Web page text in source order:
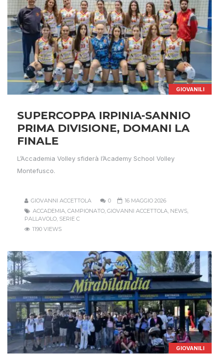
GIOVANILI
SUPERCOPPA IRPINIA-SANNIO
PRIMA DIVISIONE, DOMANI LA
FINALE
L’Accademia Volley sfiderà l’Academy School Volley
Montefusco.
GIOVANNI ACCETTOLA 0
16 MAGGIO 2026
ACCADEMIA, CAMPIONATO, GIOVANNI ACCETTOLA, NEWS,
PALLAVOLO, SERIE C
1190 VIEWS
GIOVANILI